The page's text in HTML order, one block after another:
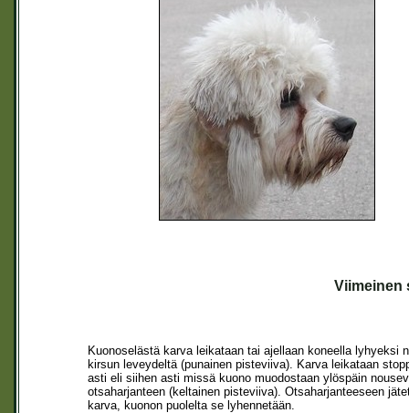
Viimeinen
Kuonoselästä karva leikataan tai ajellaan koneella lyhyeksi
kirsun leveydeltä (punainen pisteviiva). Karva leikataan
asti eli siihen asti missä kuono muodostaan ylöspäin
otsaharjanteen (keltainen pisteviiva). Otsaharjanteeseen
karva, kuonon puolelta se lyhennetään.